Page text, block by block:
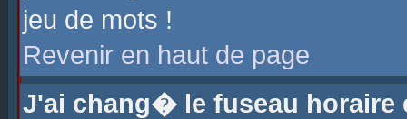
jeu de mots !
Revenir en haut de page
J'ai chang� le fuseau horaire